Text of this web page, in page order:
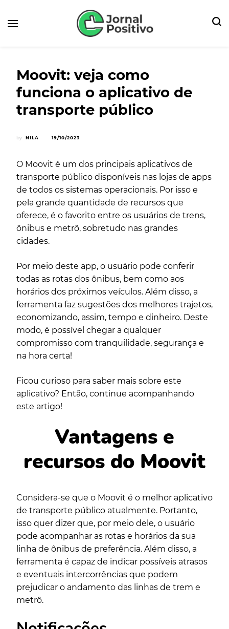
Moovit: veja como
funciona o aplicativo de
transporte público
by NILA 19/10/2023
O Moovit é um dos principais aplicativos de
transporte público disponíveis nas lojas de apps
de todos os sistemas operacionais. Por isso e
pela grande quantidade de recursos que
oferece, é o favorito entre os usuários de trens,
ônibus e metrô, sobretudo nas grandes
cidades.
Por meio deste app, o usuário pode conferir
todas as rotas dos ônibus, bem como aos
horários dos próximos veículos. Além disso, a
ferramenta faz sugestões dos melhores trajetos,
economizando, assim, tempo e dinheiro. Deste
modo, é possível chegar a qualquer
compromisso com tranquilidade, segurança e
na hora certa!
Ficou curioso para saber mais sobre este
aplicativo? Então, continue acompanhando
este artigo!
Vantagens e
recursos do Moovit
Considera-se que o Moovit é o melhor aplicativo
de transporte público atualmente. Portanto,
isso quer dizer que, por meio dele, o usuário
pode acompanhar as rotas e horários da sua
linha de ônibus de preferência. Além disso, a
ferramenta é capaz de indicar possíveis atrasos
e eventuais intercorrências que podem
prejudicar o andamento das linhas de trem e
metrô.